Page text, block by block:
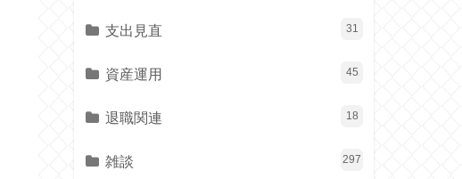
支出見直 31
資産運用 45
退職関連 18
雑談 297